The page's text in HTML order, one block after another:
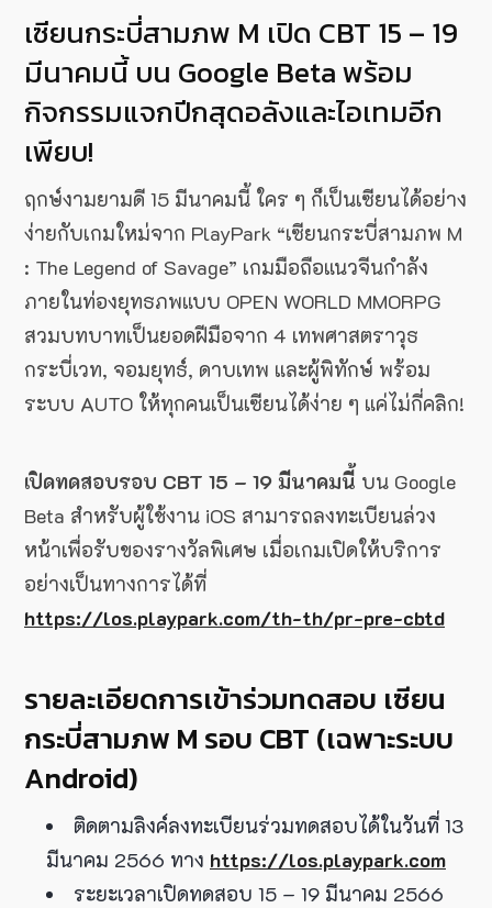
เซียนกระบี่สามภพ M เปิด CBT 15 – 19
มีนาคมนี้ บน Google Beta พร้อม
กิจกรรมแจกปีกสุดอลังและไอเทมอีก
เพียบ!
ฤกษ์งามยามดี 15 มีนาคมนี้ ใคร ๆ ก็เป็นเซียนได้อย่าง
ง่ายกับเกมใหม่จาก PlayPark “เซียนกระบี่สามภพ M
: The Legend of Savage” เกมมือถือแนวจีนกำลัง
ภายในท่องยุทธภพแบบ OPEN WORLD MMORPG
สวมบทบาทเป็นยอดฝีมือจาก 4 เทพศาสตราวุธ
กระบี่เวท, จอมยุทธ์, ดาบเทพ และผู้พิทักษ์ พร้อม
ระบบ AUTO ให้ทุกคนเป็นเซียนได้ง่าย ๆ แค่ไม่กี่คลิก!
เปิดทดสอบรอบ CBT 15 – 19 มีนาคมนี้ บน Google
Beta สำหรับผู้ใช้งาน iOS สามารถลงทะเบียนล่วง
หน้าเพื่อรับของรางวัลพิเศษ เมื่อเกมเปิดให้บริการ
อย่างเป็นทางการได้ที่
https://los.playpark.com/th-th/pr-pre-cbtd
รายละเอียดการเข้าร่วมทดสอบ เซียน
กระบี่สามภพ M รอบ CBT (เฉพาะระบบ
Android)
ติดตามลิงค์ลงทะเบียนร่วมทดสอบได้ในวันที่ 13
มีนาคม 2566 ทาง https://los.playpark.com
ระยะเวลาเปิดทดสอบ 15 – 19 มีนาคม 2566